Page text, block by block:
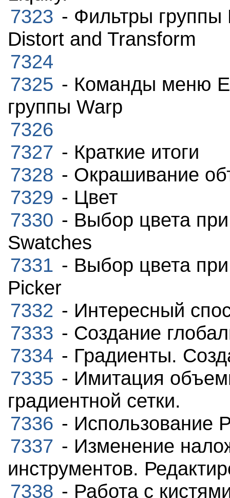
7323 - Фильтры
Distort and Transform
7324
7325 - Команды меню
группы Warp
7326
7327 - Краткие итоги
7328 - Окрашивание
7329 - Цвет
7330 - Выбор цвета
Swatches
7331 - Выбор цвета
Picker
7332 - Интересный
7333 - Создание
7334 - Градиенты.
7335 - Имитация
градиентной сетки.
7336 - Использование
7337 - Изменение
инструментов.
7338 - Работа с